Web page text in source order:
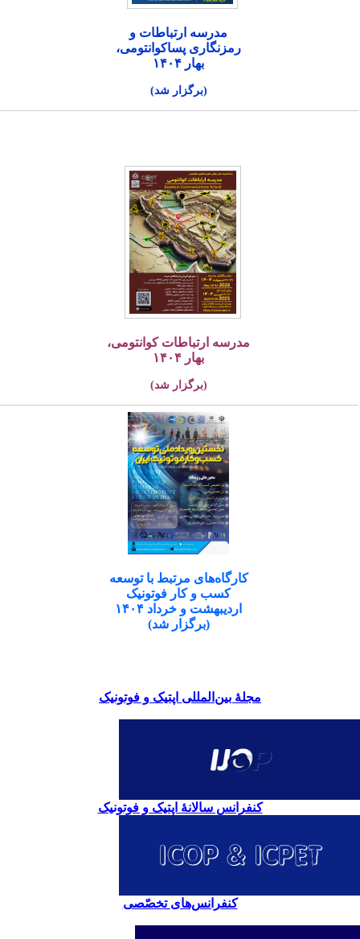
مدرسه ارتباطات و
رمزنگاری پساکوانتومی،
بهار ۱۴۰۴
(برگزار شد)
مدرسه ارتباطات کوانتومی،
بهار ۱۴۰۴
(برگزار شد)
کارگاه‌های مرتبط با توسعه
کسب و کار فوتونیک
اردیبهشت و خرداد ۱۴۰۴
(برگزار شد)
مجلۀ بین‌المللی اپتیک و فوتونیک
کنفرانس سالانۀ اپتیک و فوتونیک
کنفرانس‌های تخصّصی